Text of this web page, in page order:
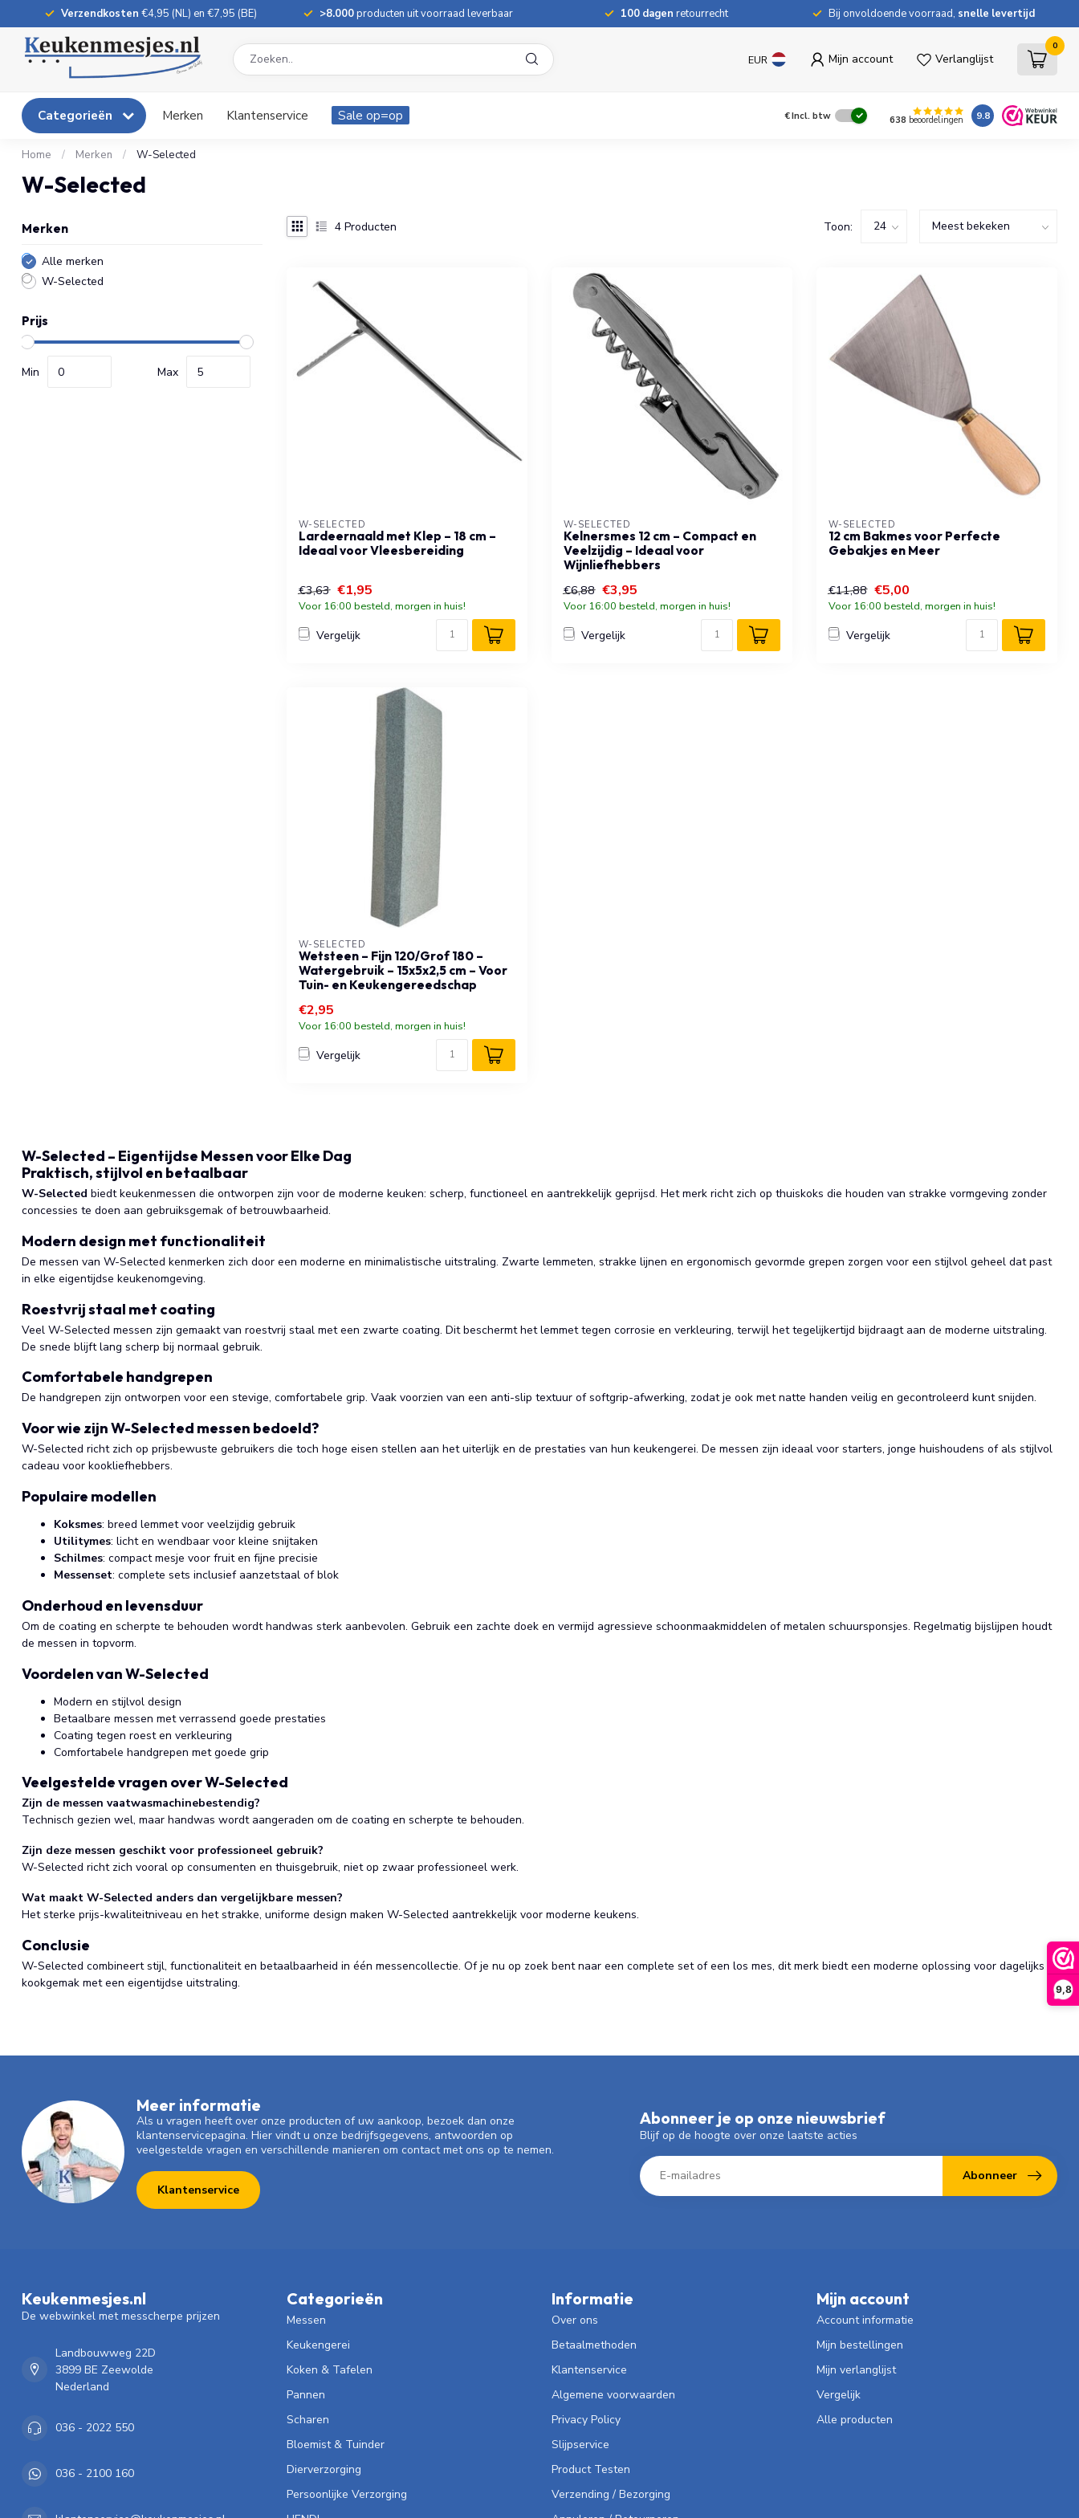
9,8
Verzendkosten €4,95 (NL) en €7,95 (BE) >8.000producten uit voorraad leverbaar 100 dagen retourrecht Bij onvoldoende voorraad, snelle levertijd
EUR Mijn account Verlanglijst
0
Categorieën Merken Klantenservice Sale op=op €Incl. btw 638 beoordelingen 9.8
Home / Merken / W-Selected
W-Selected
Merken
Alle merken
W-Selected
Prijs
Min Max
4 Producten Toon:
W-SELECTED
Lardeernaald met Klep – 18 cm –
Ideaal voor Vleesbereiding
€3,63 €1,95
Voor 16:00 besteld, morgen in huis!
Vergelijk
W-SELECTED
Kelnersmes 12 cm – Compact en
Veelzijdig – Ideaal voor
Wijnliefhebbers
€6,88 €3,95
Voor 16:00 besteld, morgen in huis!
Vergelijk
W-SELECTED
12 cm Bakmes voor Perfecte
Gebakjes en Meer
€11,88 €5,00
Voor 16:00 besteld, morgen in huis!
Vergelijk
W-SELECTED
Wetsteen – Fijn 120/Grof 180 –
Watergebruik – 15x5x2,5 cm – Voor
Tuin- en Keukengereedschap
€2,95
Voor 16:00 besteld, morgen in huis!
Vergelijk
W-Selected – Eigentijdse Messen voor Elke Dag
Praktisch, stijlvol en betaalbaar
W-Selected biedt keukenmessen die ontworpen zijn voor de moderne keuken: scherp, functioneel en aantrekkelijk geprijsd. Het merk richt zich op thuiskoks die houden van strakke vormgeving zonder
concessies te doen aan gebruiksgemak of betrouwbaarheid.
Modern design met functionaliteit
De messen van W-Selected kenmerken zich door een moderne en minimalistische uitstraling. Zwarte lemmeten, strakke lijnen en ergonomisch gevormde grepen zorgen voor een stijlvol geheel dat past
in elke eigentijdse keukenomgeving.
Roestvrij staal met coating
Veel W-Selected messen zijn gemaakt van roestvrij staal met een zwarte coating. Dit beschermt het lemmet tegen corrosie en verkleuring, terwijl het tegelijkertijd bijdraagt aan de moderne uitstraling.
De snede blijft lang scherp bij normaal gebruik.
Comfortabele handgrepen
De handgrepen zijn ontworpen voor een stevige, comfortabele grip. Vaak voorzien van een anti-slip textuur of softgrip-afwerking, zodat je ook met natte handen veilig en gecontroleerd kunt snijden.
Voor wie zijn W-Selected messen bedoeld?
W-Selected richt zich op prijsbewuste gebruikers die toch hoge eisen stellen aan het uiterlijk en de prestaties van hun keukengerei. De messen zijn ideaal voor starters, jonge huishoudens of als stijlvol
cadeau voor kookliefhebbers.
Populaire modellen
Koksmes: breed lemmet voor veelzijdig gebruik
Utilitymes: licht en wendbaar voor kleine snijtaken
Schilmes: compact mesje voor fruit en fijne precisie
Messenset: complete sets inclusief aanzetstaal of blok
Onderhoud en levensduur
Om de coating en scherpte te behouden wordt handwas sterk aanbevolen. Gebruik een zachte doek en vermijd agressieve schoonmaakmiddelen of metalen schuursponsjes. Regelmatig bijslijpen houdt
de messen in topvorm.
Voordelen van W-Selected
Modern en stijlvol design
Betaalbare messen met verrassend goede prestaties
Coating tegen roest en verkleuring
Comfortabele handgrepen met goede grip
Veelgestelde vragen over W-Selected
Zijn de messen vaatwasmachinebestendig?
Technisch gezien wel, maar handwas wordt aangeraden om de coating en scherpte te behouden.
Zijn deze messen geschikt voor professioneel gebruik?
W-Selected richt zich vooral op consumenten en thuisgebruik, niet op zwaar professioneel werk.
Wat maakt W-Selected anders dan vergelijkbare messen?
Het sterke prijs-kwaliteitniveau en het strakke, uniforme design maken W-Selected aantrekkelijk voor moderne keukens.
Conclusie
W-Selected combineert stijl, functionaliteit en betaalbaarheid in één messencollectie. Of je nu op zoek bent naar een complete set of een los mes, dit merk biedt een moderne oplossing voor dagelijks
kookgemak met een eigentijdse uitstraling.
Meer informatie
Als u vragen heeft over onze producten of uw aankoop, bezoek dan onze
klantenservicepagina. Hier vindt u onze bedrijfsgegevens, antwoorden op
veelgestelde vragen en verschillende manieren om contact met ons op te nemen.
Klantenservice
Abonneer je op onze nieuwsbrief
Blijf op de hoogte over onze laatste acties
Abonneer
Keukenmesjes.nl
De webwinkel met messcherpe prijzen
Landbouwweg 22D
3899 BE Zeewolde
Nederland
036 - 2022 550
036 - 2100 160
Categorieën
Messen
Keukengerei
Koken & Tafelen
Pannen
Scharen
Bloemist & Tuinder
Dierverzorging
Persoonlijke Verzorging
Informatie
Over ons
Betaalmethoden
Klantenservice
Algemene voorwaarden
Privacy Policy
Slijpservice
Product Testen
Verzending / Bezorging
Mijn account
Account informatie
Mijn bestellingen
Mijn verlanglijst
Vergelijk
Alle producten